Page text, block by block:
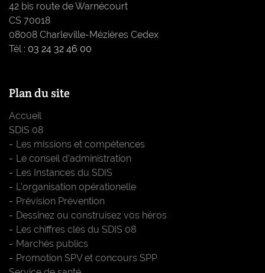
42 bis route de Warnécourt
CS 70018
08008 Charleville-Mézières Cedex
Tél : 03 24 32 46 00
Plan du site
Accueil
SDIS 08
Les missions et compétences
Le conseil d’administration
Les Instances du SDIS
L'organisation opérationelle
Prévision Prévention
Dessinez ou construisez vos héros
Les chiffres clés du SDIS 08
Marchés publics
Promotion SPV et concours SPP